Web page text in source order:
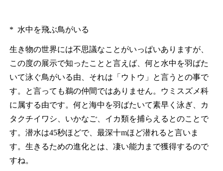
* 水中を飛ぶ鳥がいる
生き物の世界には不思議なことがいっぱいありますが、
この度の展示で知ったことと言えば、何と水中を羽ばた
いて泳ぐ鳥がいる由、それは「ウトウ」と言うとの事で
す。と言っても鵜の仲間ではありません。ウミスズメ科
に属する由です。何と海中を羽ばたいて素早く泳ぎ、カ
タクチイワシ、いかなご、イカ類を捕らえるとのことで
す。潜水は45秒ほどで、最深十mほど潜れると言いま
す。生きるための進化とは、凄い能力まで獲得するので
すね。